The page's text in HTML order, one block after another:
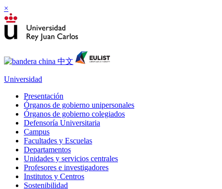
×
Universidad
Presentación
Órganos de gobierno unipersonales
Órganos de gobierno colegiados
Defensoría Universitaria
Campus
Facultades y Escuelas
Departamentos
Unidades y servicios centrales
Profesores e investigadores
Institutos y Centros
Sostenibilidad